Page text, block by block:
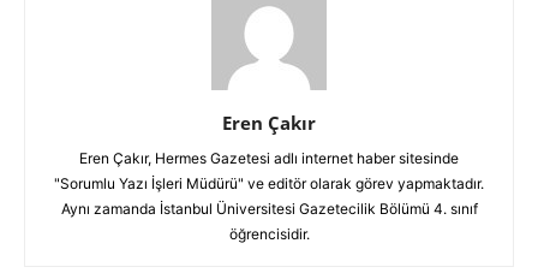
Eren Çakır
Eren Çakır, Hermes Gazetesi adlı internet haber sitesinde
"Sorumlu Yazı İşleri Müdürü" ve editör olarak görev yapmaktadır.
Aynı zamanda İstanbul Üniversitesi Gazetecilik Bölümü 4. sınıf
öğrencisidir.